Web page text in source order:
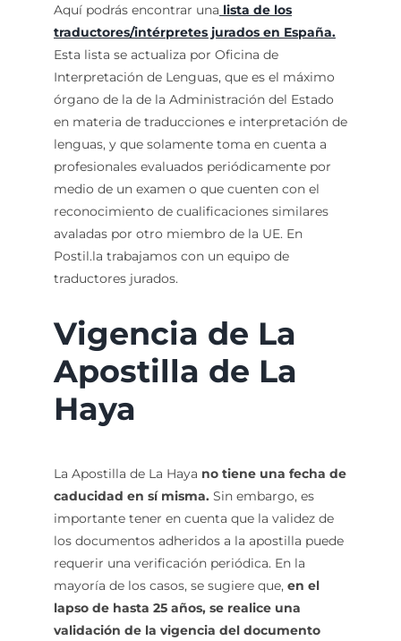
Aquí podrás encontrar una lista de los
traductores/intérpretes jurados en España.
Esta lista se actualiza por Oficina de
Interpretación de Lenguas, que es el máximo
órgano de la de la Administración del Estado
en materia de traducciones e interpretación de
lenguas, y que solamente toma en cuenta a
profesionales evaluados periódicamente por
medio de un examen o que cuenten con el
reconocimiento de cualificaciones similares
avaladas por otro miembro de la UE. En
Postil.la trabajamos con un equipo de
traductores jurados.
Vigencia de La
Apostilla de La
Haya
La Apostilla de La Haya no tiene una fecha de
caducidad en sí misma.Sin embargo, es
importante tener en cuenta que la validez de
los documentos adheridos a la apostilla puede
requerir una verificación periódica. En la
mayoría de los casos, se sugiere que, en el
lapso de hasta 25 años, se realice una
validación de la vigencia del documento